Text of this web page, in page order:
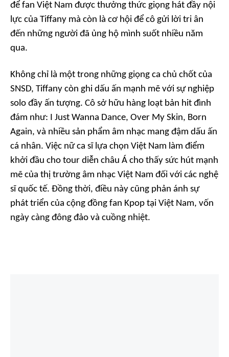
để fan Việt Nam được thưởng thức giọng hát đầy nội
lực của Tiffany mà còn là cơ hội để cô gửi lời tri ân
đến những người đã ủng hộ mình suốt nhiều năm
qua.
Không chỉ là một trong những giọng ca chủ chốt của
SNSD, Tiffany còn ghi dấu ấn mạnh mẽ với sự nghiệp
solo đầy ấn tượng. Cô sở hữu hàng loạt bản hit đình
đám như: I Just Wanna Dance, Over My Skin, Born
Again, và nhiều sản phẩm âm nhạc mang đậm dấu ấn
cá nhân. Việc nữ ca sĩ lựa chọn Việt Nam làm điểm
khởi đầu cho tour diễn châu Á cho thấy sức hút mạnh
mẽ của thị trường âm nhạc Việt Nam đối với các nghệ
sĩ quốc tế. Đồng thời, điều này cũng phản ánh sự
phát triển của cộng đồng fan Kpop tại Việt Nam, vốn
ngày càng đông đảo và cuồng nhiệt.